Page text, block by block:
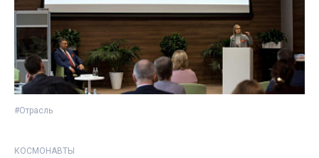
#Отрасль
КОСМОНАВТЫ